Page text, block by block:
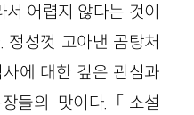
서 어렵지 않다는 것이
정성껏 고아낸 곰탕처
에 대한 깊은 관심과
들의 맛이다. 「소설